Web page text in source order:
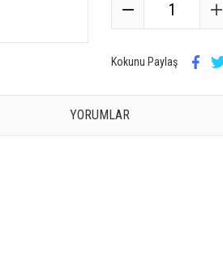
Kokunu Paylaş
YORUMLAR